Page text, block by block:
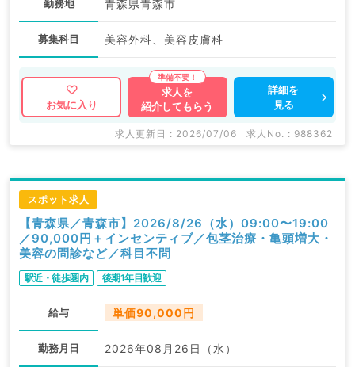
勤務地 青森県青森市
募集科目 美容外科、美容皮膚科
お気に入り
求人を
紹介してもらう
詳細を
見る
求人更新日 : 2026/07/06 求人No. : 988362
スポット求人
【青森県／青森市】2026/8/26（水）09:00〜19:00
／90,000円＋インセンティブ／包茎治療・亀頭増大・
美容の問診など／科目不問
駅近・徒歩圏内 後期1年目歓迎
給与 単価90,000円
勤務月日 2026年08月26日（水）